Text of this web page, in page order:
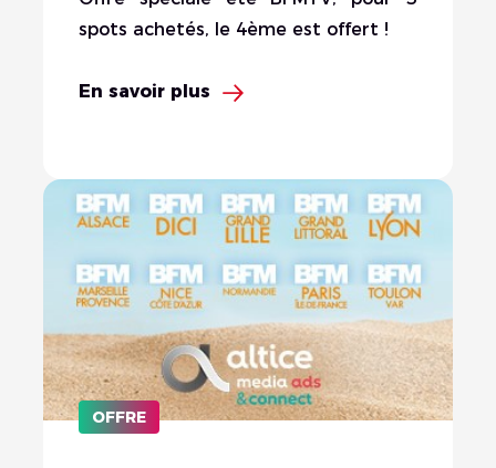
spots achetés, le 4ème est offert !
En savoir plus
OFFRE